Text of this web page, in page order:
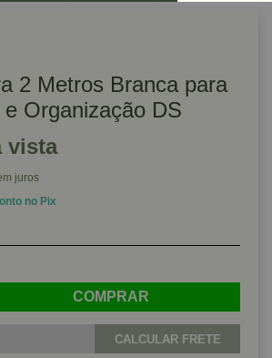
2 Metros Branca para
Organização DS
vista
juros
no Pix
COMPRAR
CALCULAR FRETE